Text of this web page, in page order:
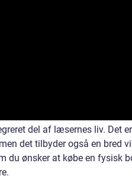
del af læsernes liv. Det
det tilbyder også en bred
du ønsker at købe en fysisk